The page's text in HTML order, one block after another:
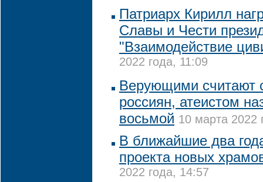
Патриарх Кирилл
Славы и Чести
"Взаимодействие
2022 года, 11:09
Верующими считают
россиян, атеистом
восьмой 10 марта 2022
В ближайшие два
проекта новых
2022 года, 14:57